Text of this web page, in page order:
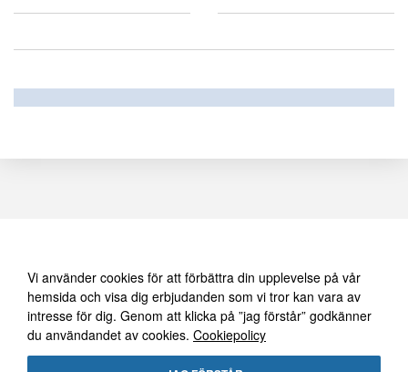
Vi använder cookies för att förbättra din upplevelse på vår
hemsida och visa dig erbjudanden som vi tror kan vara av
intresse för dig. Genom att klicka på ”jag förstår” godkänner
du användandet av cookies. Cookiepolicy